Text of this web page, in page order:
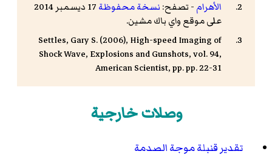
الأهرام - تصفح: نسخة محفوظة
17 ديسمبر 2014
على موقع واي باك مشين.
Settles, Gary S. (2006), High-speed Imaging of
Shock Wave, Explosions and Gunshots, vol. 94,
American Scientist, pp. pp. 22-31
وصلات خارجية
تقدير قنبلة موجة الصدمة